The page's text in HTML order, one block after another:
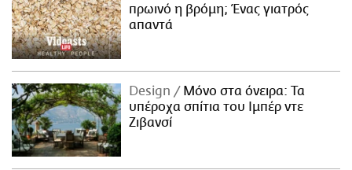
πρωινό η βρόμη; Ένας γιατρός
απαντά
Design
Μόνο στα όνειρα: Τα
υπέροχα σπίτια του Ιμπέρ ντε
Ζιβανσί